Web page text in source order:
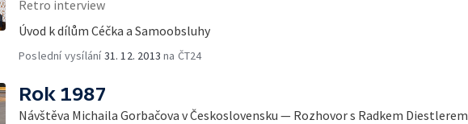
Retro interview
Úvod k dílům Céčka a Samoobsluhy
Poslední vysílání31. 12. 2013 na ČT24
Rok 1987
Návštěva Michaila Gorbačova v Československu — Rozhovor s Radkem Diestlerem